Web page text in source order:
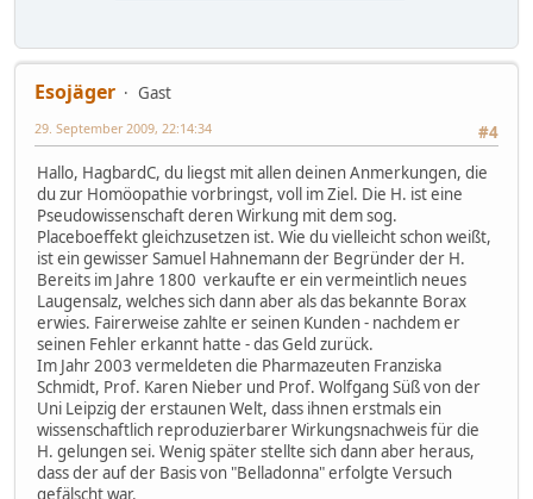
Esojäger
Gast
#4
29. September 2009, 22:14:34
Hallo, HagbardC, du liegst mit allen deinen Anmerkungen, die
du zur Homöopathie vorbringst, voll im Ziel. Die H. ist eine
Pseudowissenschaft deren Wirkung mit dem sog.
Placeboeffekt gleichzusetzen ist. Wie du vielleicht schon weißt,
ist ein gewisser Samuel Hahnemann der Begründer der H.
Bereits im Jahre 1800 verkaufte er ein vermeintlich neues
Laugensalz, welches sich dann aber als das bekannte Borax
erwies. Fairerweise zahlte er seinen Kunden - nachdem er
seinen Fehler erkannt hatte - das Geld zurück.
Im Jahr 2003 vermeldeten die Pharmazeuten Franziska
Schmidt, Prof. Karen Nieber und Prof. Wolfgang Süß von der
Uni Leipzig der erstaunen Welt, dass ihnen erstmals ein
wissenschaftlich reproduzierbarer Wirkungsnachweis für die
H. gelungen sei. Wenig später stellte sich dann aber heraus,
dass der auf der Basis von "Belladonna" erfolgte Versuch